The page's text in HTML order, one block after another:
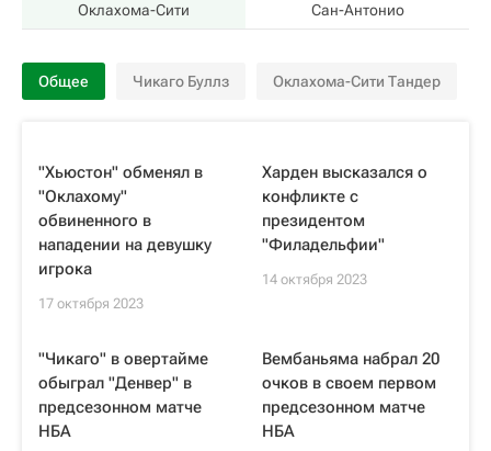
Оклахома-Сити Сан-Антонио
Общее Чикаго Буллз Оклахома-Сити Тандер
"Хьюстон" обменял в
"Оклахому"
обвиненного в
нападении на девушку
игрока
17 октября 2023
Харден высказался о
конфликте с
президентом
"Филадельфии"
14 октября 2023
"Чикаго" в овертайме
обыграл "Денвер" в
предсезонном матче
НБА
Вембаньяма набрал 20
очков в своем первом
предсезонном матче
НБА